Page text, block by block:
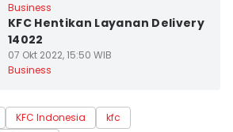
Business
KFC Hentikan Layanan Delivery
14022
07 Okt 2022, 15:50 WIB
Business
KFC Indonesia
kfc